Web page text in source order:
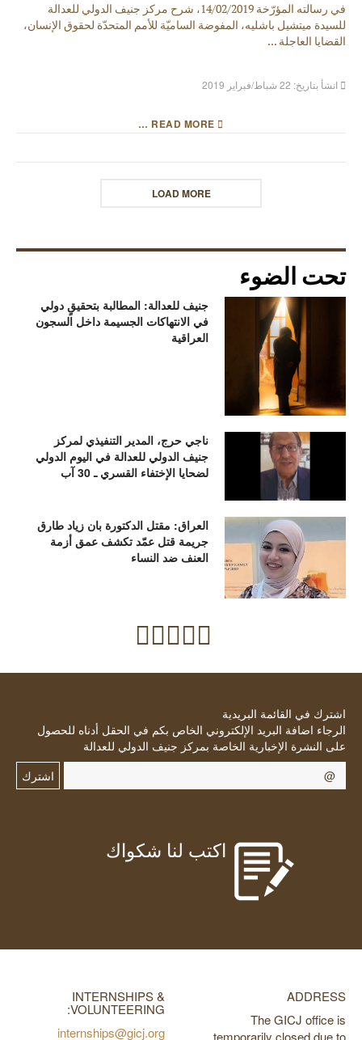
في رسالته المؤرّخة 14/02/2019، شرح مركز جنيف الدولي للعدالة
للسيدة ميتشيل باشليه، المفوضة الساميّة للأمم المتحدّة لحقوق الإنسان،
القضايا العاجلة ...
انشأ بتاريخ: 22 شباط/فبراير 2019
LOAD MORE
تحت الضوء
جنيف للعدالة: المطالبة بتحقيقٍ دولي
في الانتهاكات الجسيمة داخل السجون
العراقية
ناجي حرج، المدير التنفيذي لمركز
جنيف الدولي للعدالة في اليوم الدولي
لضحايا الإختفاء القسري ـ 30 آب
العراق: مقتل الدكتورة بان زياد طارق
جريمة قتل عمّد تكشف عمق أزمة
العنف ضد النساء
اشترك في القائمة البريدية
الرجاء اضافة البريد الإلكتروني الخاص بكم في الحقل أدناه للحصول
على النشرة الإخبارية الخاصة بمركز جنيف الدولي للعدالة
اشترك
اكتب لنا شكواك
ADDRESS
The GICJ office is
temporarily closed due to
INTERNSHIPS &
VOLUNTEERING:
internships@gicj.org